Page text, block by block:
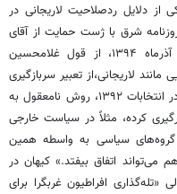
دلایل ردصلاحیت لاریجانی در
شرق با ژست حمایت از آقای
لاریجانی در حالی است که همین روزنامه، آذرماه ۱۳۹۴، از قول غلامحسین
لاریجانی،‌از تعبیر سربازگیری
استفاده کرده و نوشته بود: ما بعد از پیروزی در انتخابات ۱۳۹۲، روش نامعقول به
کرده، مثلاً در سیاست خارجی
گروه‌های سیاسی به واسطه همین
اتفاق بیفتد.» کیهان در
«تله‌گذاری افراطیون غربگرا برای